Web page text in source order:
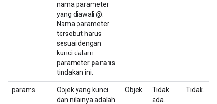
nama parameter
yang diawali @.
Nama parameter
tersebut harus
sesuai dengan
kunci dalam
parameter params
tindakan ini.
params
Objek yang kunci
dan nilainya adalah
Objek
Tidak
ada.
Tidak.